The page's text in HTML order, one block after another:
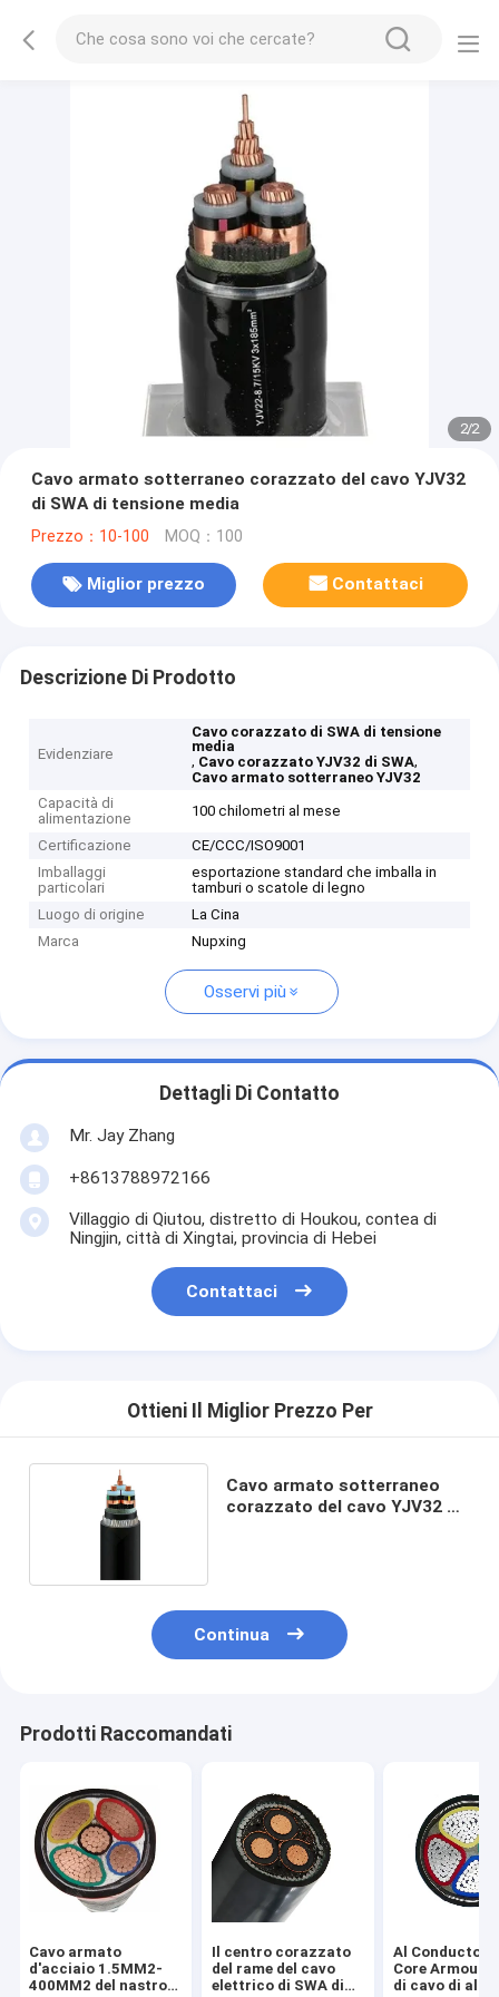
2/2
Cavo armato sotterraneo corazzato del cavo YJV32
di SWA di tensione media
Prezzo：10-100 MOQ：100
Miglior prezzo Contattaci
Descrizione Di Prodotto
Evidenziare
Cavo corazzato di SWA di tensione
media
, Cavo corazzato YJV32 di SWA,
Cavo armato sotterraneo YJV32
Capacità di
alimentazione
100 chilometri al mese
Certificazione
CE/CCC/ISO9001
Imballaggi
particolari
esportazione standard che imballa in
tamburi o scatole di legno
Luogo di origine
La Cina
Marca
Nupxing
Osservi più
Dettagli Di Contatto
Mr. Jay Zhang
+8613788972166
Villaggio di Qiutou, distretto di Houkou, contea di
Ningjin, città di Xingtai, provincia di Hebei
Contattaci
Ottieni Il Miglior Prezzo Per
Cavo armato sotterraneo
corazzato del cavo YJV32 di
Continua
Prodotti Raccomandati
Cavo armato
d'acciaio 1.5MM2-
400MM2 del nastro
Il centro corazzato
del rame del cavo
elettrico di SWA di
Al Conductor
Core
di cavo di